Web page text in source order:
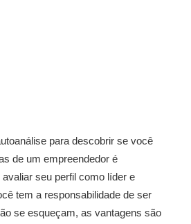
para descobrir se você
de um empreendedor é
seu perfil como líder e
tem a responsabilidade de ser
se esqueçam, as vantagens são